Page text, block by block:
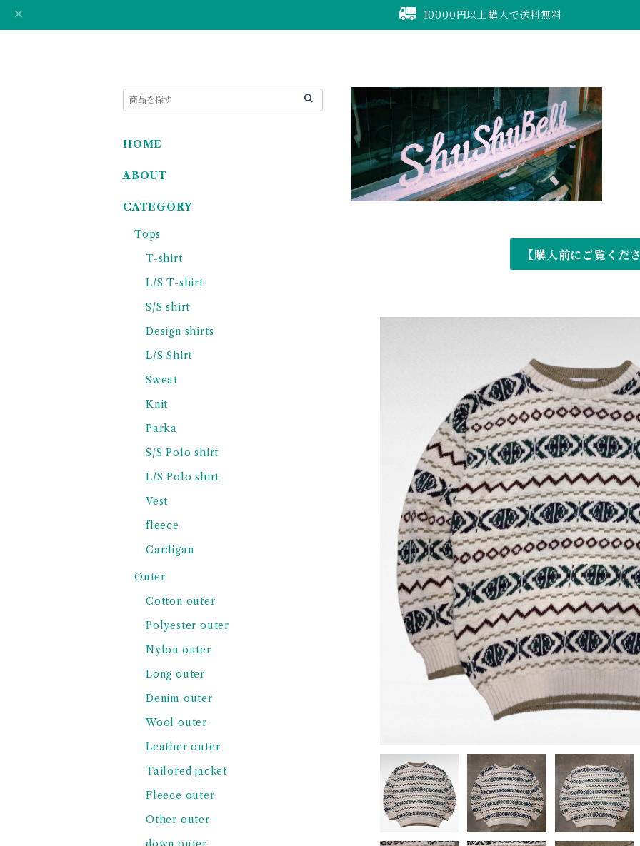
10000円以上購入で送料無料
【購入前にご覧くだ
HOME
ABOUT
CATEGORY
Tops
T-shirt
L/S T-shirt
S/S shirt
Design shirts
L/S Shirt
Sweat
Knit
Parka
S/S Polo shirt
L/S Polo shirt
Vest
fleece
Cardigan
Outer
Cotton outer
Polyester outer
Nylon outer
Long outer
Denim outer
Wool outer
Leather outer
Tailored jacket
Fleece outer
Other outer